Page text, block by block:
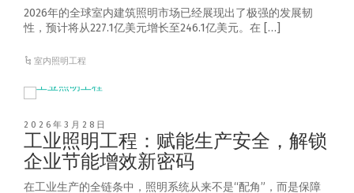
2026年的全球室内建筑照明市场已经展现出了极强的发展韧
性，预计将从227.1亿美元增长至246.1亿美元。在 […]
室内照明工程
2026年3月28日
工业照明工程：赋能生产安全，解锁
企业节能增效新密码
在工业生产的全链条中，照明系统从来不是“配角”，而是保障